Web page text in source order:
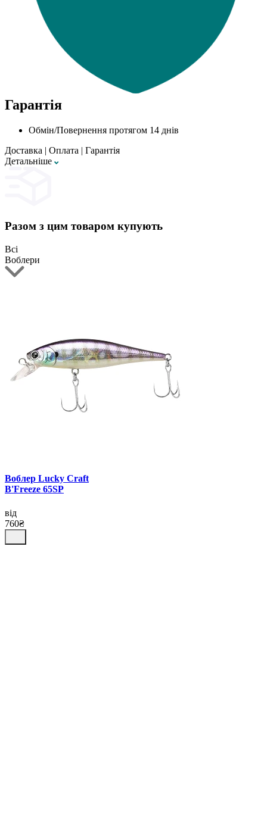
Гарантія
Обмін/Повернення протягом 14 днів
Доставка | Оплата | Гарантія
Детальнiше
Разом з цим товаром купують
Всі
Воблери
Воблер Lucky Craft
B'Freeze 65SP
від
760₴